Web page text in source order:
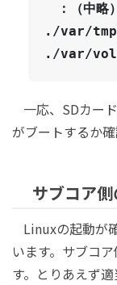
：（中略）
./var/tmp
./var/
一応、SDカー
がブートするか確
サブコア
Linuxの起動が
います。サブコ
す。とりあえず